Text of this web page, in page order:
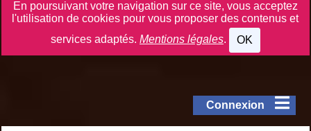
En poursuivant votre navigation sur ce site, vous acceptez
l'utilisation de cookies pour vous proposer des contenus et
services adaptés. Mentions légales. OK
Connexion